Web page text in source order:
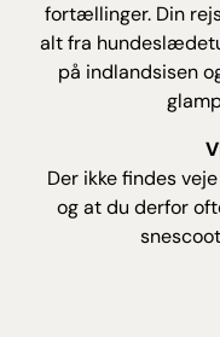
fortællinger. Din
alt fra
på indlandsisen
Der ikke findes
og at du derfor